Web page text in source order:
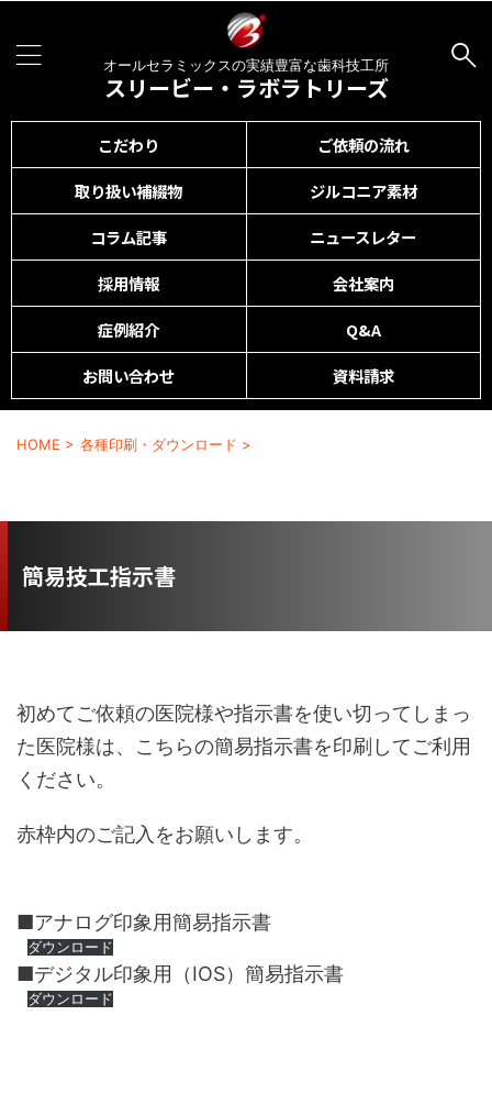
オールセラミックスの実績豊富な歯科技工所
スリービー・ラボラトリーズ
こだわり
ご依頼の流れ
取り扱い補綴物
ジルコニア素材
コラム記事
ニュースレター
採用情報
会社案内
症例紹介
Q&A
お問い合わせ
資料請求
HOME > 各種印刷・ダウンロード >
簡易技工指示書
初めてご依頼の医院様や指示書を使い切ってしまっ
た医院様は、こちらの簡易指示書を印刷してご利用
ください。
赤枠内のご記入をお願いします。
■アナログ印象用簡易指示書
ダウンロード
■デジタル印象用（IOS）簡易指示書
ダウンロード